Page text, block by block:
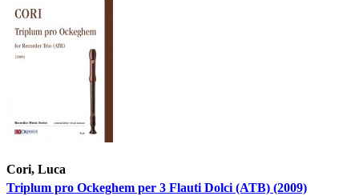
Cori, Luca
Triplum pro Ockeghem per 3 Flauti Dolci (ATB) (2009)